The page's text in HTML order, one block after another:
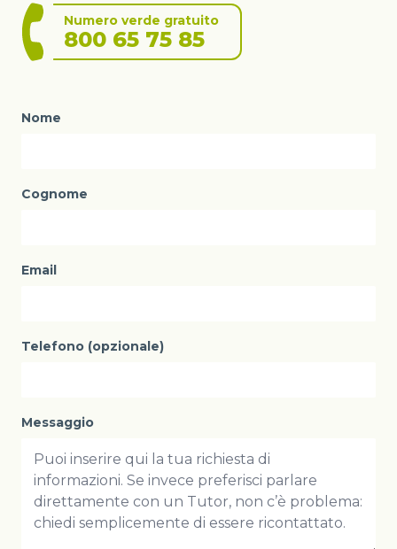
Numero verde gratuito
800 65 75 85
Nome
Cognome
Email
Telefono (opzionale)
Messaggio